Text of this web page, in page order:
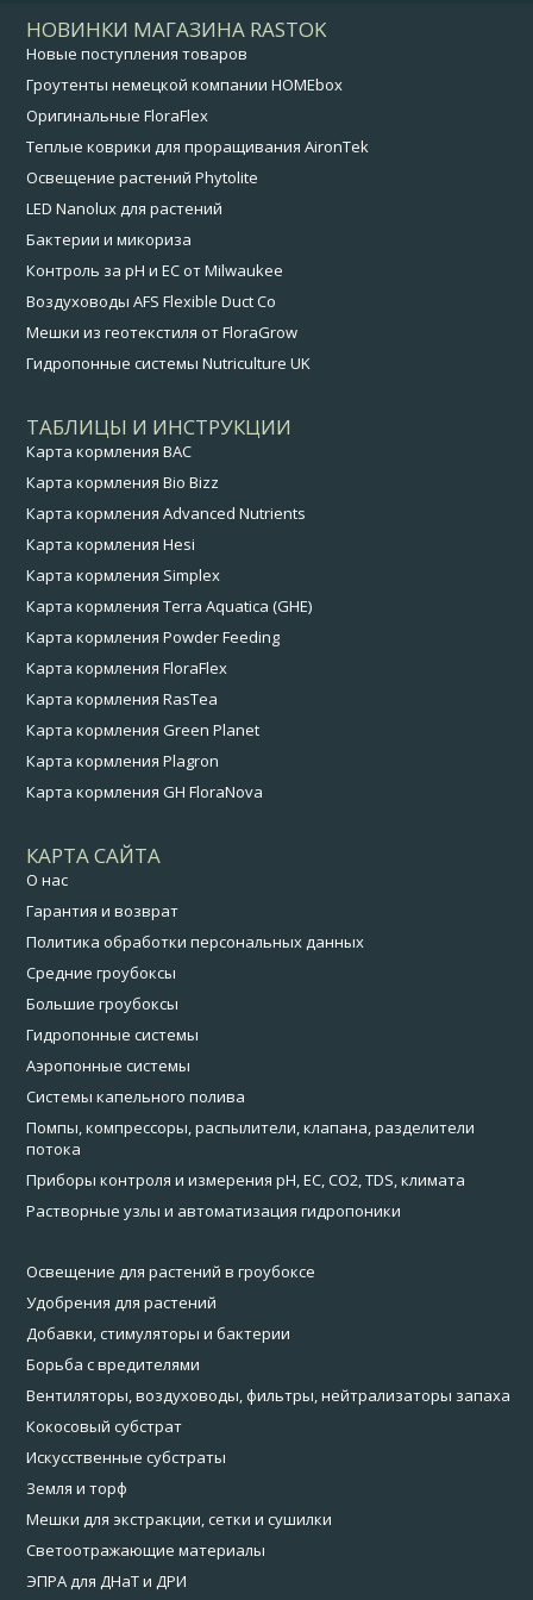
НОВИНКИ МАГАЗИНА RASTOK
Новые поступления товаров
Гроутенты немецкой компании HOMEbox
Оригинальные FloraFlex
Теплые коврики для проращивания AironTek
Освещение растений Phytolite
LED Nanolux для растений
Бактерии и микориза
Контроль за pH и EC от Milwaukee
Воздуховоды AFS Flexible Duct Co
Мешки из геотекстиля от FloraGrow
Гидропонные системы Nutriculture UK
ТАБЛИЦЫ И ИНСТРУКЦИИ
Карта кормления BAC
Карта кормления Bio Bizz
Карта кормления Advanced Nutrients
Карта кормления Hesi
Карта кормления Simplex
Карта кормления Terra Aquatica (GHE)
Карта кормления Powder Feeding
Карта кормления FloraFlex
Карта кормления RasTea
Карта кормления Green Planet
Карта кормления Plagron
Карта кормления GH FloraNova
КАРТА САЙТА
О нас
Гарантия и возврат
Политика обработки персональных данных
Средние гроубоксы
Большие гроубоксы
Гидропонные системы
Аэропонные системы
Системы капельного полива
Помпы, компрессоры, распылители, клапана, разделители
потока
Приборы контроля и измерения pH, EC, CO2, TDS, климата
Растворные узлы и автоматизация гидропоники
Освещение для растений в гроубоксе
Удобрения для растений
Добавки, стимуляторы и бактерии
Борьба с вредителями
Вентиляторы, воздуховоды, фильтры, нейтрализаторы запаха
Кокосовый субстрат
Искусственные субстраты
Земля и торф
Мешки для экстракции, сетки и сушилки
Светоотражающие материалы
ЭПРА для ДНаТ и ДРИ